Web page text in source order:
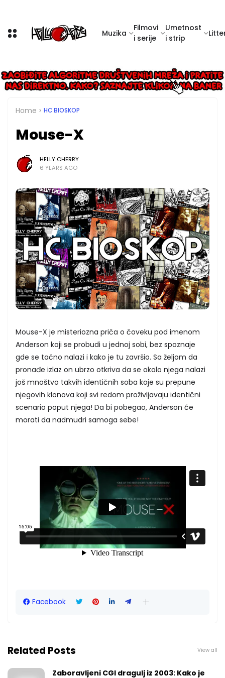
Muzika
Filmovi
i serije
Umetnost
i strip
Home HC BIOSKOP
Mouse-X
HELLY CHERRY
6 YEARS AGO
Mouse-X je misteriozna priča o čoveku pod imenom
Anderson koji se probudi u jednoj sobi, bez spoznaje
gde se tačno nalazi i kako je tu završio. Sa željom da
pronađe izlaz on ubrzo otkriva da se okolo njega nalazi
još mnoštvo takvih identičnih soba koje su prepune
njegovih klonova koji svi redom proživljavaju identični
scenario poput njega! Da bi pobegao, Anderson će
morati da nadmudri samoga sebe!
Facebook
Related Posts View all
Zaboravljeni CGI dragulj iz 2003: Kako je